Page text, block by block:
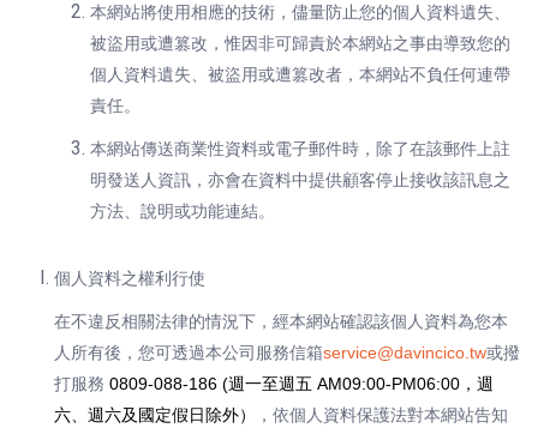
本網站將使用相應的技術，儘量防止您的個人資料遺失、
被盜用或遭篡改，惟因非可歸責於本網站之事由導致您的
個人資料遺失、被盜用或遭篡改者，本網站不負任何連帶
責任。
本網站傳送商業性資料或電子郵件時，除了在該郵件上註
明發送人資訊，亦會在資料中提供顧客停止接收該訊息之
方法、說明或功能連結。
個人資料之權利行使
在不違反相關法律的情況下，經本網站確認該個人資料為您本
人所有後，您可透過本公司服務信箱service@davincico.tw或撥
打服務 0809-088-186 (週一至週五 AM09:00-PM06:00，週
六、週六及國定假日除外）
，依個人資料保護法對本網站告知